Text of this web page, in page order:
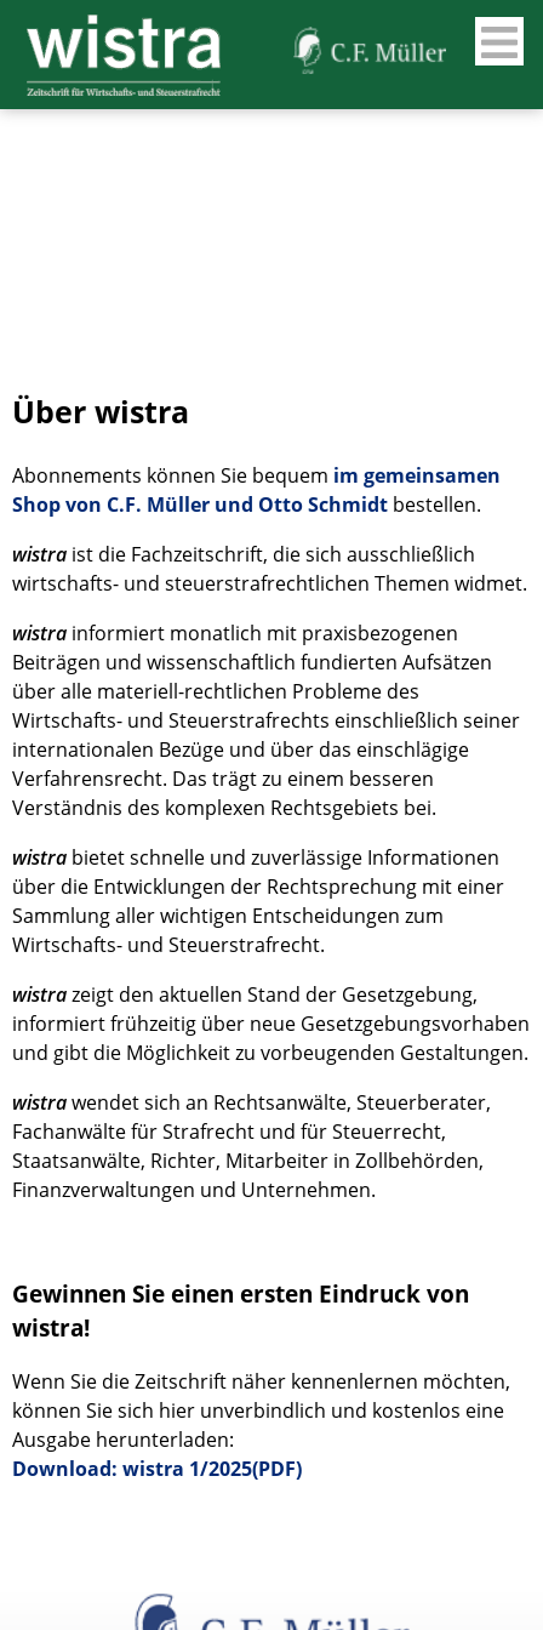
Über wistra
Abonnements können Sie bequem im gemeinsamen
Shop von C.F. Müller und Otto Schmidt bestellen.
wistra ist die Fachzeitschrift, die sich ausschließlich
wirtschafts- und steuerstrafrechtlichen Themen widmet.
wistra informiert monatlich mit praxisbezogenen
Beiträgen und wissenschaftlich fundierten Aufsätzen
über alle materiell-rechtlichen Probleme des
Wirtschafts- und Steuerstrafrechts einschließlich seiner
internationalen Bezüge und über das einschlägige
Verfahrensrecht. Das trägt zu einem besseren
Verständnis des komplexen Rechtsgebiets bei.
wistra bietet schnelle und zuverlässige Informationen
über die Entwicklungen der Rechtsprechung mit einer
Sammlung aller wichtigen Entscheidungen zum
Wirtschafts- und Steuerstrafrecht.
wistrazeigt den aktuellen Stand der Gesetzgebung,
informiert frühzeitig über neue Gesetzgebungsvorhaben
und gibt die Möglichkeit zu vorbeugenden Gestaltungen.
wistrawendet sich an Rechtsanwälte, Steuerberater,
Fachanwälte für Strafrecht und für Steuerrecht,
Staatsanwälte, Richter, Mitarbeiter in Zollbehörden,
Finanzverwaltungen und Unternehmen.
Gewinnen Sie einen ersten Eindruck von
wistra!
Wenn Sie die Zeitschrift näher kennenlernen möchten,
können Sie sich hier unverbindlich und kostenlos eine
Ausgabe herunterladen:
Download: wistra 1/2025(PDF)